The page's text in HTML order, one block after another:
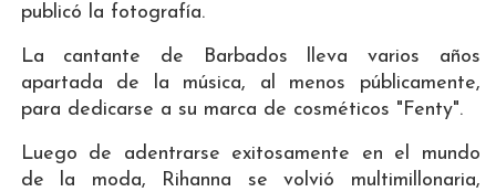
publicó la fotografía.
La cantante de Barbados lleva varios años
apartada de la música, al menos públicamente,
para dedicarse a su marca de cosméticos "Fenty".
Luego de adentrarse exitosamente en el mundo
de la moda, Rihanna se volvió multimillonaria,